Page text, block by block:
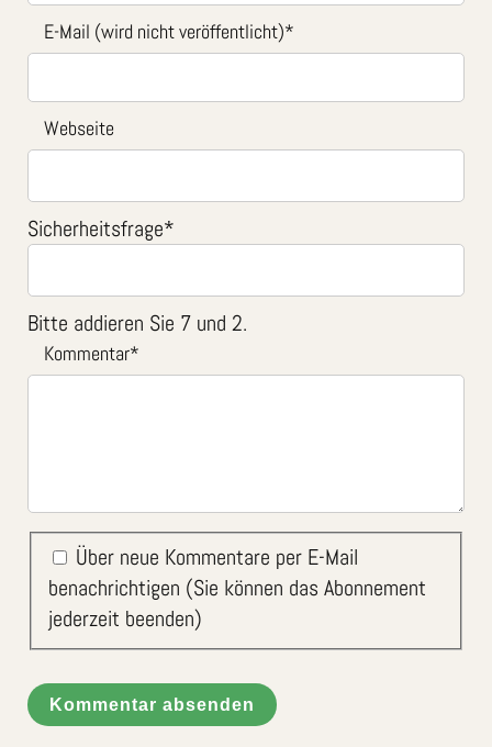
E-Mail (wird nicht veröffentlicht)*
Webseite
Sicherheitsfrage*
Bitte addieren Sie 7 und 2.
Kommentar*
Über neue Kommentare per E-Mail
benachrichtigen (Sie können das Abonnement
jederzeit beenden)
Kommentar absenden